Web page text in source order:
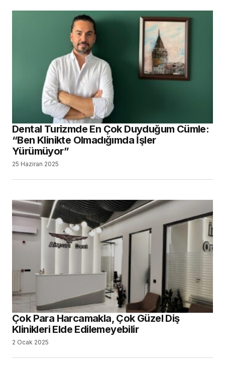
Dental Turizmde En Çok Duyduğum Cümle:
“Ben Klinikte Olmadığımda İşler
Yürümüyor”
25 Haziran 2025
Çok Para Harcamakla, Çok Güzel Diş
Klinikleri Elde Edilemeyebilir
2 Ocak 2025